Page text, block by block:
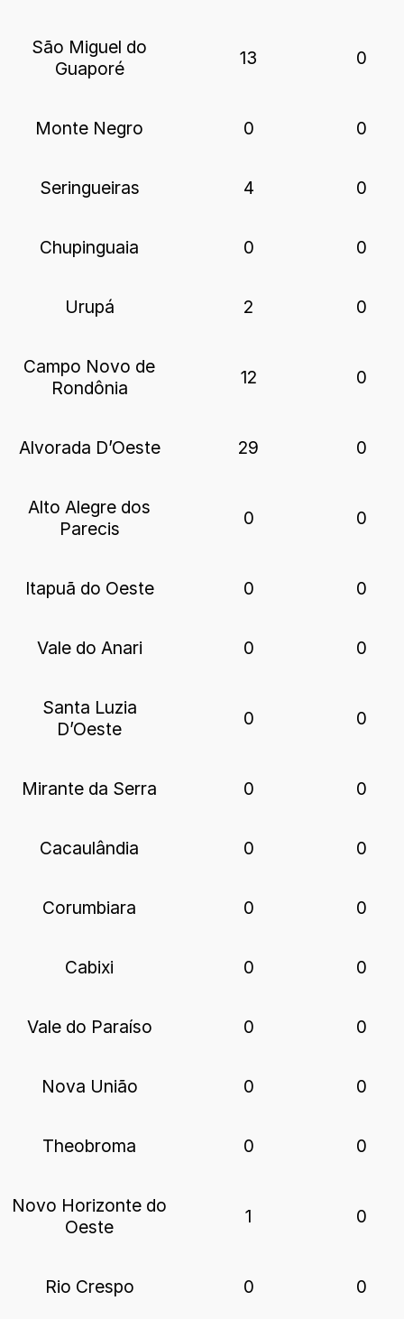
São Miguel do
Guaporé
13 0
Monte Negro 0 0
Seringueiras 4 0
Chupinguaia 0 0
Urupá 2 0
Campo Novo de
Rondônia
12 0
Alvorada D’Oeste 29 0
Alto Alegre dos
Parecis
0 0
Itapuã do Oeste 0 0
Vale do Anari 0 0
Santa Luzia
D’Oeste
0 0
Mirante da Serra 0 0
Cacaulândia 0 0
Corumbiara 0 0
Cabixi 0 0
Vale do Paraíso 0 0
Nova União 0 0
Theobroma 0 0
Novo Horizonte do
Oeste
1 0
Rio Crespo 0 0